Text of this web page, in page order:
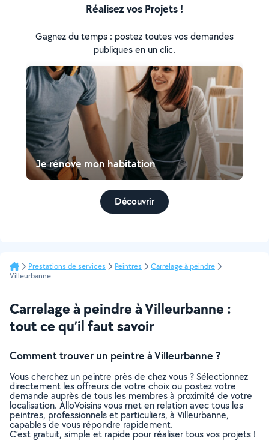
Réalisez vos Projets !
Gagnez du temps : postez toutes vos demandes
publiques en un clic.
Je rénove mon habitation
Découvrir
Prestations de services Peintres
Carrelage à peindre
Villeurbanne
Carrelage à peindre à Villeurbanne :
tout ce qu’il faut savoir
Comment trouver un peintre à Villeurbanne ?
Vous cherchez un peintre près de chez vous ? Sélectionnez
directement les offreurs de votre choix ou postez votre
demande auprès de tous les membres à proximité de votre
localisation. AlloVoisins vous met en relation avec tous les
peintres, professionnels et particuliers, à Villeurbanne,
capables de vous répondre rapidement.
C’est gratuit, simple et rapide pour réaliser tous vos projets !